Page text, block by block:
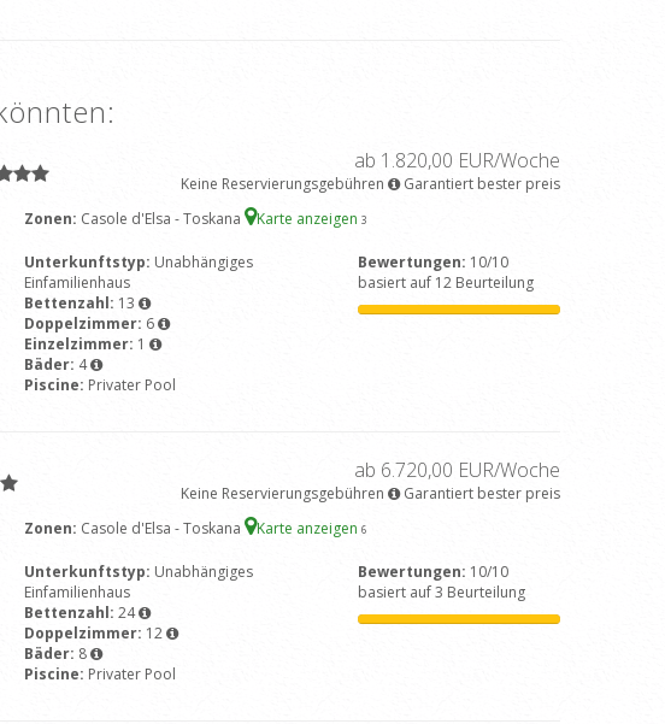
ab 1.820,00 EUR/Woche
Keine Reservierungsgebühren
Garantiert bester preis
Zonen: Casole d'Elsa - Toskana Karte anzeigen 3
Unterkunftstyp: Unabhängiges
Einfamilienhaus
Bettenzahl: 13
Doppelzimmer: 6
Einzelzimmer: 1
Bäder: 4
Piscine: Privater Pool
Bewertungen: 10/10
basiert auf 12 Beurteilung
ab 6.720,00 EUR/Woche
Keine Reservierungsgebühren
Garantiert bester preis
Zonen: Casole d'Elsa - Toskana Karte anzeigen 6
Unterkunftstyp: Unabhängiges
Einfamilienhaus
Bettenzahl: 24
Doppelzimmer: 12
Bäder: 8
Piscine: Privater Pool
Bewertungen: 10/10
basiert auf 3 Beurteilung